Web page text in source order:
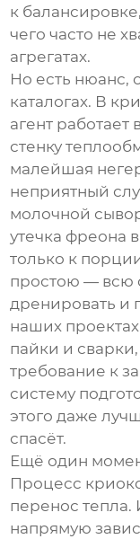
к
чего часто не
агрегатах.
Но есть нюанс,
каталогах. В
агент работает
стенку
малейшая
неприятный
молочной
утечка фреона
только к
простою — всю
дренировать и
наших
пайки и
требование к
систему
этого даже
спасёт.
Ещё один
Процесс
перенос тепла.
напрямую